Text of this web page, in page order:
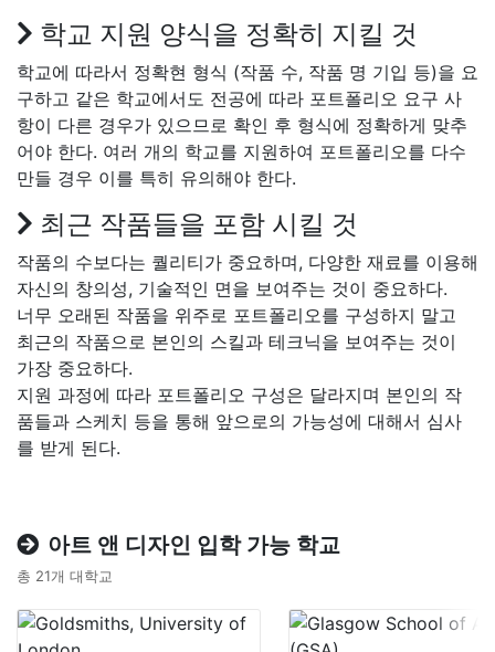
학교 지원 양식을 정확히 지킬 것
학교에 따라서 정확현 형식 (작품 수, 작품 명 기입 등)을 요
구하고 같은 학교에서도 전공에 따라 포트폴리오 요구 사
항이 다른 경우가 있으므로 확인 후 형식에 정확하게 맞추
어야 한다. 여러 개의 학교를 지원하여 포트폴리오를 다수
만들 경우 이를 특히 유의해야 한다.
최근 작품들을 포함 시킬 것
작품의 수보다는 퀄리티가 중요하며, 다양한 재료를 이용해
자신의 창의성, 기술적인 면을 보여주는 것이 중요하다.
너무 오래된 작품을 위주로 포트폴리오를 구성하지 말고
최근의 작품으로 본인의 스킬과 테크닉을 보여주는 것이
가장 중요하다.
지원 과정에 따라 포트폴리오 구성은 달라지며 본인의 작
품들과 스케치 등을 통해 앞으로의 가능성에 대해서 심사
를 받게 된다.
아트 앤 디자인 입학 가능 학교
총 21개 대학교